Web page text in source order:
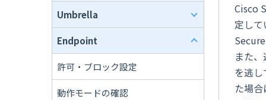
Umbrella
Endpoint
許可・ブロック設定
動作モードの確認
Cisco
定し
また
を逃
た場